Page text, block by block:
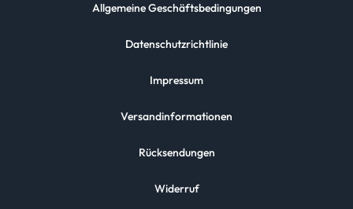
Allgemeine Geschäftsbedingungen
Datenschutzrichtlinie
Impressum
Versandinformationen
Rücksendungen
Widerruf